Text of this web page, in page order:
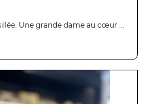
Une grande dame au cœur ...